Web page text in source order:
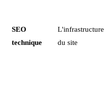
SEO
technique
L'infrastructure
du site